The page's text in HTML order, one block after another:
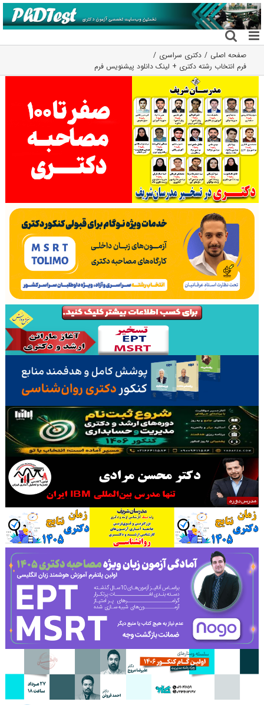
رفتن
به
محتوا
صفحه اصلی
دکتری سراسری
فرم انتخاب رشته دکتری + لینک دانلود پیشنویس فرم